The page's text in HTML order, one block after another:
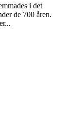
i det
de 700 åren.